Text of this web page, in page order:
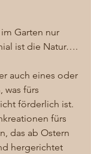
Garten nur
ist die Natur….
auch eines oder
was fürs
förderlich ist.
fürs
das ab Ostern
hergerichtet